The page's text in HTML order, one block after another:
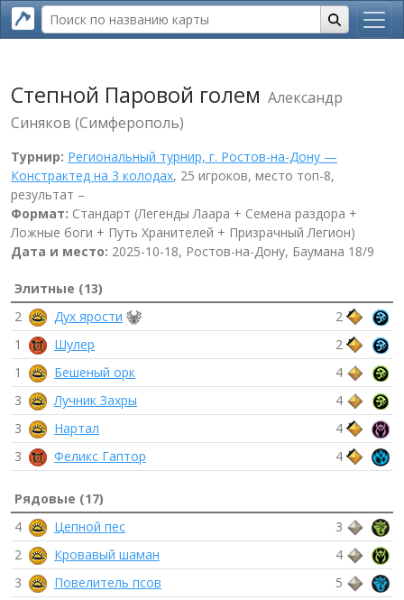
Степной Паровой голем Александр
Синяков (Симферополь)
Турнир: Региональный турнир, г. Ростов-на-Дону —
Констрактед на 3 колодах, 25 игроков, место топ-8,
результат –
Формат: Стандарт (Легенды Лаара + Семена раздора +
Ложные боги + Путь Хранителей + Призрачный Легион)
Дата и место: 2025-10-18, Ростов-на-Дону, Баумана 18/9
Элитные (13)
2
Дух ярости
2
1
Шулер
2
1
Бешеный орк
4
3
Лучник Захры
4
3
Нартал
4
3
Феликс Гаптор 4
Рядовые (17)
4
Цепной пес
3
2
Кровавый шаман
4
3
Повелитель псов
5